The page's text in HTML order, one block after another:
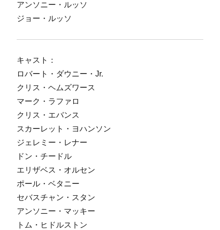
アンソニー・ルッソ
ジョー・ルッソ
キャスト：
ロバート・ダウニー・Jr.
クリス・ヘムズワース
マーク・ラファロ
クリス・エバンス
スカーレット・ヨハンソン
ジェレミー・レナー
ドン・チードル
エリザベス・オルセン
ポール・ベタニー
セバスチャン・スタン
アンソニー・マッキー
トム・ヒドルストン